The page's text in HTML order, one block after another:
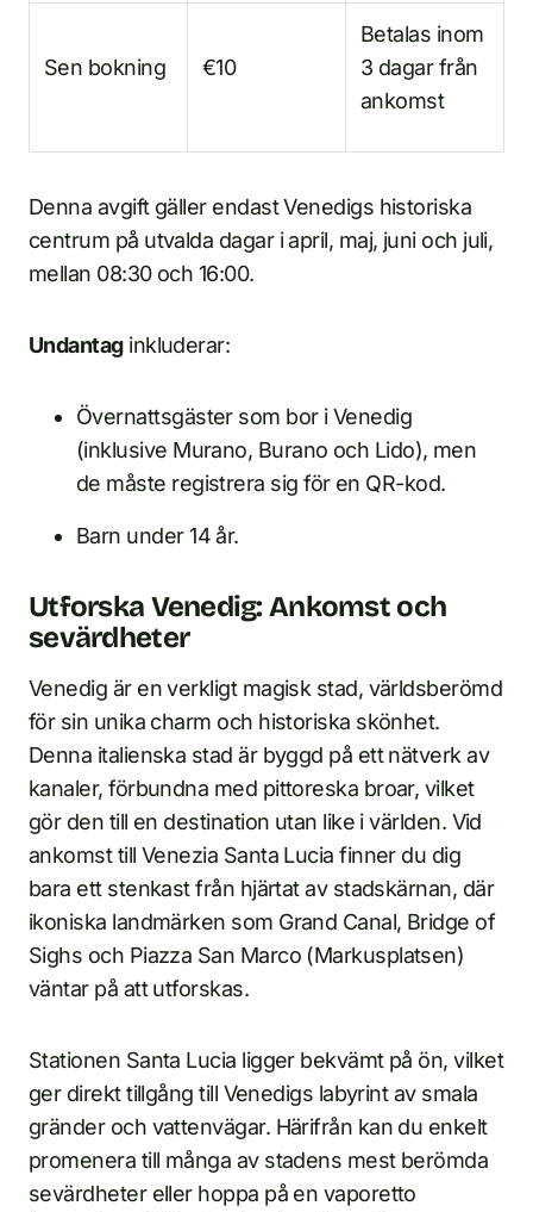
Sen bokning €10
Betalas inom
3 dagar från
ankomst
Denna avgift gäller endast Venedigs historiska
centrum på utvalda dagar i april, maj, juni och juli,
mellan 08:30 och 16:00.
Undantaginkluderar:
Övernattsgäster som bor i Venedig
(inklusive Murano, Burano och Lido), men
de måste registrera sig för en QR-kod.
Barn under 14 år.
Utforska Venedig: Ankomst och
sevärdheter
Venedig är en verkligt magisk stad, världsberömd
för sin unika charm och historiska skönhet.
Denna italienska stad är byggd på ett nätverk av
kanaler, förbundna med pittoreska broar, vilket
gör den till en destination utan like i världen. Vid
ankomst till Venezia Santa Lucia finner du dig
bara ett stenkast från hjärtat av stadskärnan, där
ikoniska landmärken som Grand Canal, Bridge of
Sighs och Piazza San Marco (Markusplatsen)
väntar på att utforskas.
Stationen Santa Lucia ligger bekvämt på ön, vilket
ger direkt tillgång till Venedigs labyrint av smala
gränder och vattenvägar. Härifrån kan du enkelt
promenera till många av stadens mest berömda
sevärdheter eller hoppa på en vaporetto